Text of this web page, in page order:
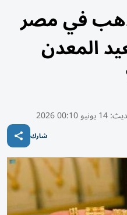
في مصر
المعدن
14 يونيو 00:10 2026
شارك